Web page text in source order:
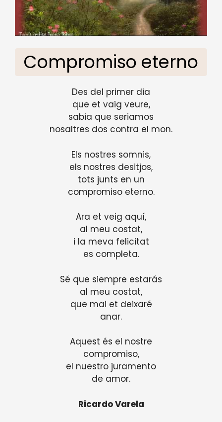
Compromiso eterno
Des del primer dia
que et vaig veure,
sabia que seriamos
nosaltres dos contra el mon.
Els nostres somnis,
els nostres desitjos,
tots junts en un
compromiso eterno.
Ara et veig aquí,
al meu costat,
i la meva felicitat
es completa.
Sé que siempre estarás
al meu costat,
que mai et deixaré
anar.
Aquest és el nostre
compromiso,
el nuestro juramento
de amor.
Ricardo Varela